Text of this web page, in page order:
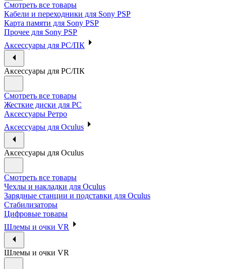
Смотреть все товары
Кабели и переходники для Sony PSP
Карта памяти для Sony PSP
Прочее для Sony PSP
Аксессуары для PC/ПК
Аксессуары для PC/ПК
Смотреть все товары
Жесткие диски для PC
Аксессуары Ретро
Аксессуары для Oculus
Аксессуары для Oculus
Смотреть все товары
Чехлы и накладки для Oculus
Зарядные станции и подставки для Oculus
Стабилизаторы
Цифровые товары
Шлемы и очки VR
Шлемы и очки VR